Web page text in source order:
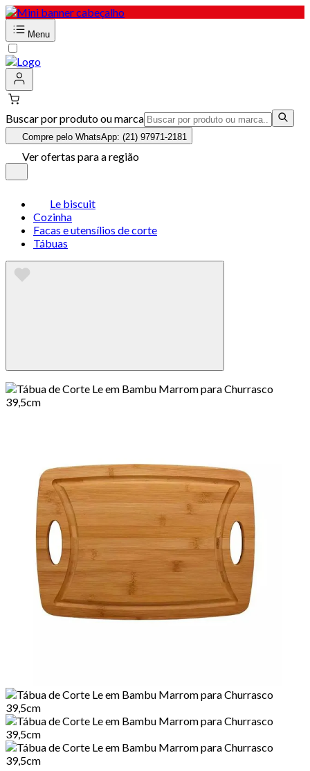
Menu
Buscar por produto ou marca
Compre pelo WhatsApp: (21) 97971-2181
Ver ofertas para a região
Le biscuit
Cozinha
Facas e utensílios de corte
Tábuas